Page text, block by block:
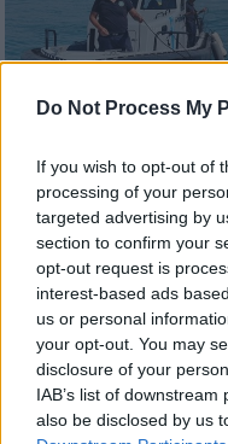
Do Not Process My
If you wish to opt-out of
processing of your
targeted advertising by
section to confirm your
opt-out request is
interest-based ads
us or personal
your opt-out. You may
disclosure of your
IAB’s list of
also be disclosed by us
Λιμενικό (INTIME)
Νεκρός
θάλασσα το
περιοχή της
Πειραιά.